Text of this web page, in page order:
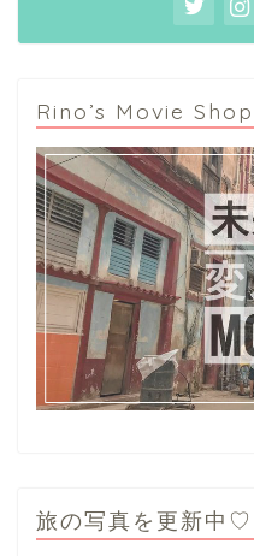
Rino’s Movie Shop
旅の写真を更新中♡